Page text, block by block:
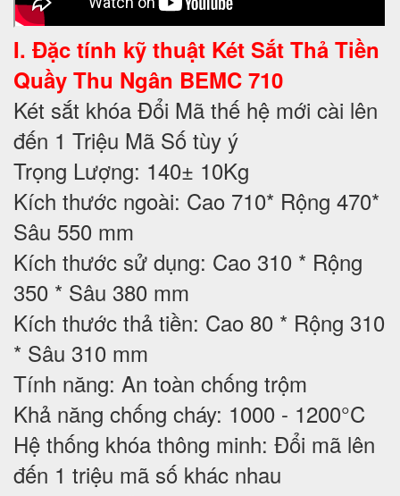
I. Đặc tính kỹ thuật Két Sắt Thả Tiền
Quầy Thu Ngân BEMC 710
Két sắt khóa Đổi Mã thế hệ mới cài lên
đến 1 Triệu Mã Số tùy ý
Trọng Lượng: 140± 10Kg
Kích thước ngoài: Cao 710* Rộng 470*
Sâu 550 mm
Kích thước sử dụng: Cao 310 * Rộng
350 * Sâu 380 mm
Kích thước thả tiền: Cao 80 * Rộng 310
* Sâu 310 mm
Tính năng: An toàn chống trộm
Khả năng chống cháy: 1000 - 1200°C
Hệ thống khóa thông minh: Đổi mã lên
đến 1 triệu mã số khác nhau